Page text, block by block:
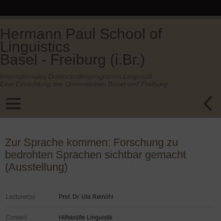
Hermann Paul School of
Linguistics
Basel - Freiburg (i.Br.)
Zur Sprache kommen: Forschung zu
bedrohten Sprachen sichtbar gemacht
(Ausstellung)
Lecturer(s) Prof. Dr. Uta Reinöhl
Contact
Hilfskräfte Linguistik